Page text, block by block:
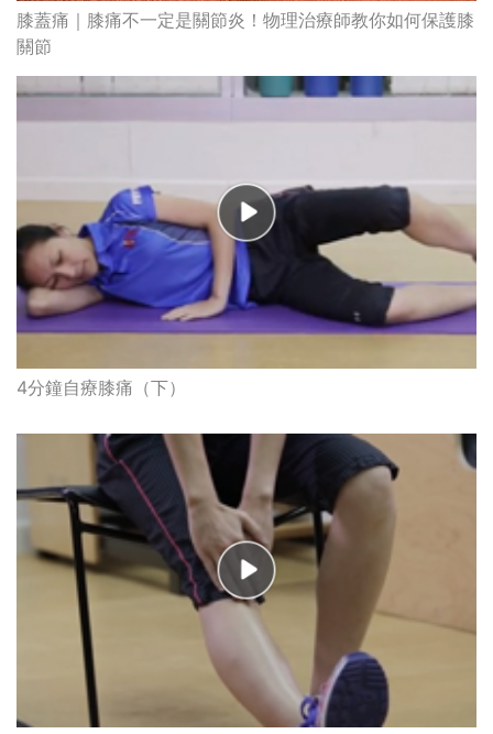
膝蓋痛｜膝痛不一定是關節炎！物理治療師教你如何保護膝
關節
4分鐘自療膝痛（下）